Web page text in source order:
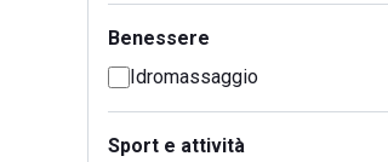
Benessere
Idromassaggio
Sport e attività